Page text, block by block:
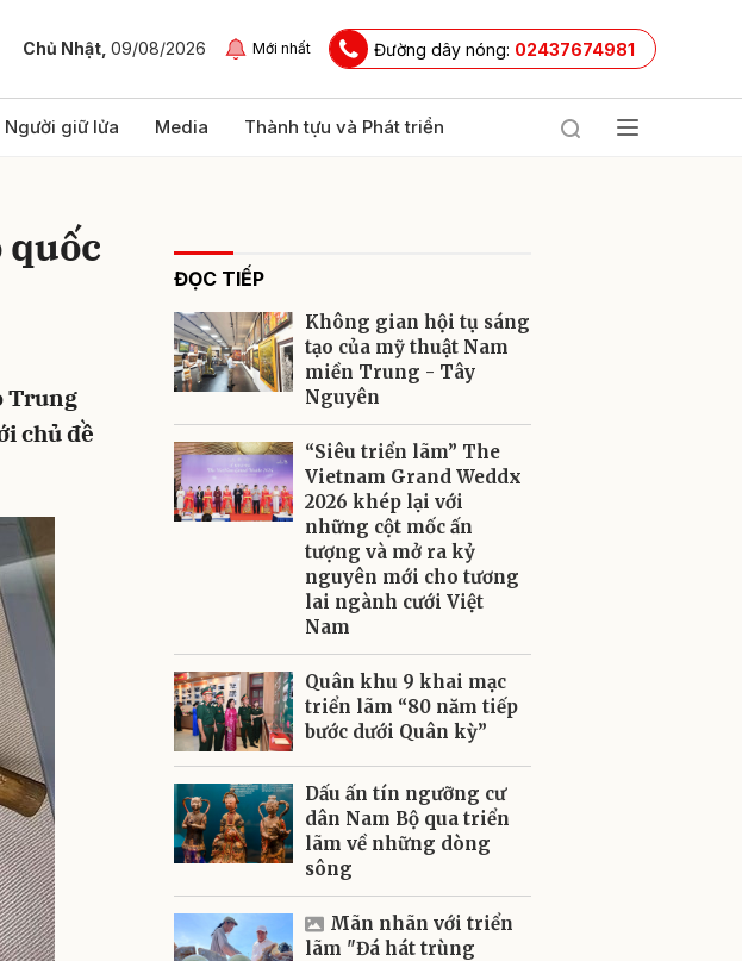
Chủ Nhật, 09/08/2026 Mới nhất Đường dây nóng: 02437674981
Người giữ lửa Media Thành tựu và Phát triển
quốc
Trung
chủ đề
ĐỌC TIẾP
Không gian hội tụ sáng
tạo của mỹ thuật Nam
miền Trung - Tây
Nguyên
“Siêu triển lãm” The
Vietnam Grand Weddx
2026 khép lại với
những cột mốc ấn
tượng và mở ra kỷ
nguyên mới cho tương
lai ngành cưới Việt
Nam
Quân khu 9 khai mạc
triển lãm “80 năm tiếp
bước dưới Quân kỳ”
Dấu ấn tín ngưỡng cư
dân Nam Bộ qua triển
lãm về những dòng
sông
Mãn nhãn với triển
lãm "Đá hát trùng
Gửi